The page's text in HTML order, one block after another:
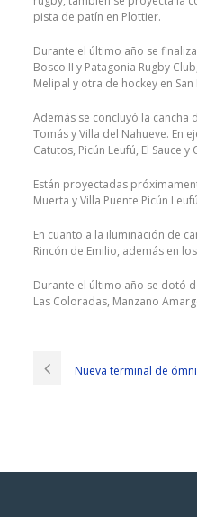
pista de patín en Plottier.
Durante el último año se
Bosco II y Patagonia Rugby
Melipal y otra de hockey en
Además se concluyó la cancha
Tomás y Villa del Nahueve. En
Catutos, Picún Leufú, El Sauce y
Están proyectadas
Muerta y Villa Puente Picún
En cuanto a la iluminación de
Rincón de Emilio, además en
Durante el último año se dotó
Las Coloradas, Manzano
Nueva terminal de